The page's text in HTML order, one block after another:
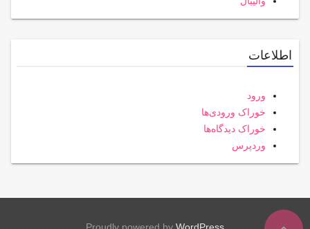
اطلاعات
ورود
خوراک ورودی‌ها
خوراک دیدگاه‌ها
وردپرس